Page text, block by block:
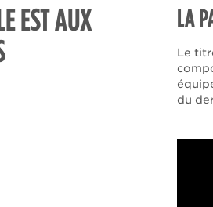
EST AUX
LA
Le
du